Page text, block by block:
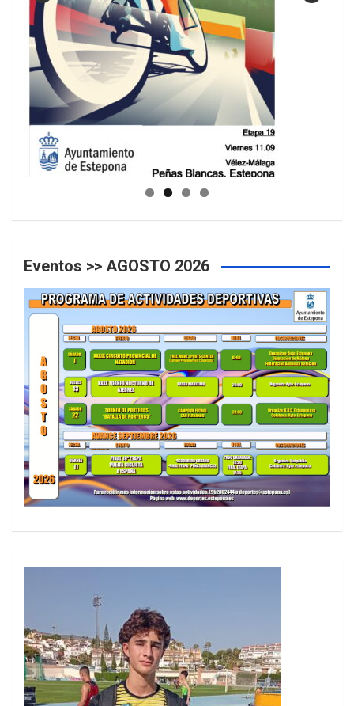
GUIA DE INSTALACIONES DEPORTIVAS
Eventos >> AGOSTO 2026